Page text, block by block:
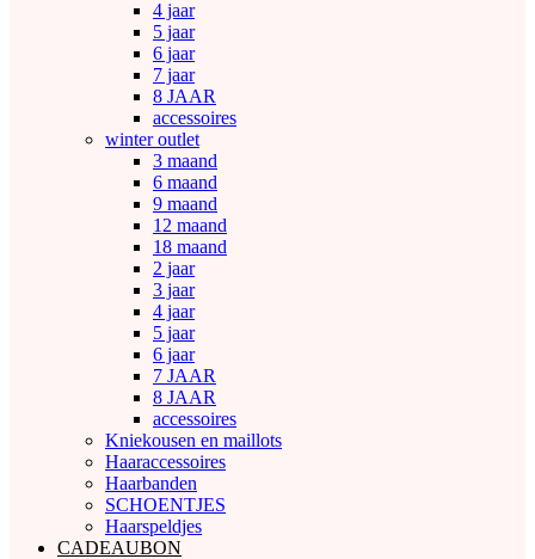
4 jaar
5 jaar
6 jaar
7 jaar
8 JAAR
accessoires
winter outlet
3 maand
6 maand
9 maand
12 maand
18 maand
2 jaar
3 jaar
4 jaar
5 jaar
6 jaar
7 JAAR
8 JAAR
accessoires
Kniekousen en maillots
Haaraccessoires
Haarbanden
SCHOENTJES
Haarspeldjes
CADEAUBON